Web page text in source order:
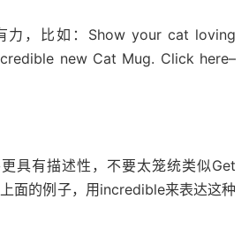
，比如： Show your cat loving
new Cat Mug. Click here–
具有描述性，不要太笼统类似Get
面的例子，用incredible来表达这种